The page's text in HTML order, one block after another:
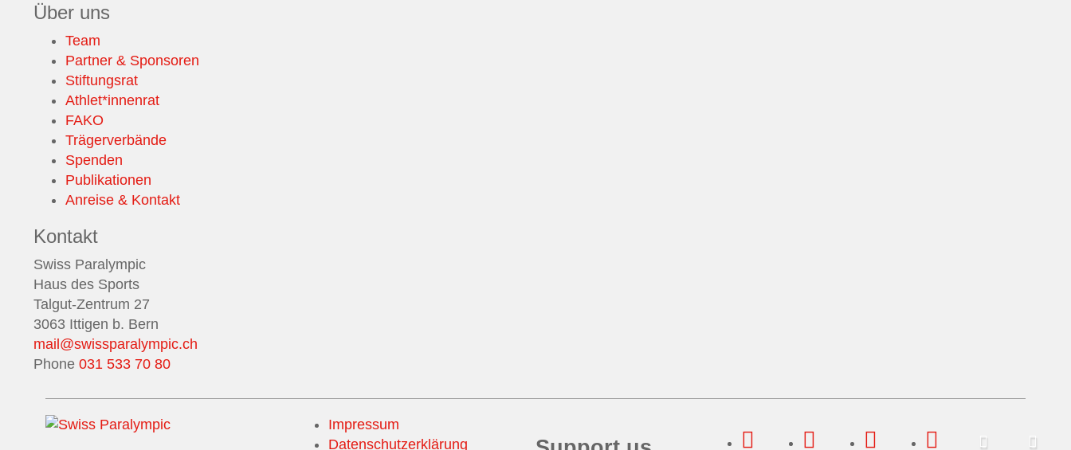
Über uns
Team
Partner & Sponsoren
Stiftungsrat
Athlet*innenrat
FAKO
Trägerverbände
Spenden
Publikationen
Anreise & Kontakt
Kontakt
Swiss Paralympic
Haus des Sports
Talgut-Zentrum 27
3063 Ittigen b. Bern
mail@swissparalympic.ch
Phone 031 533 70 80
Impressum
Datenschutzerklärung